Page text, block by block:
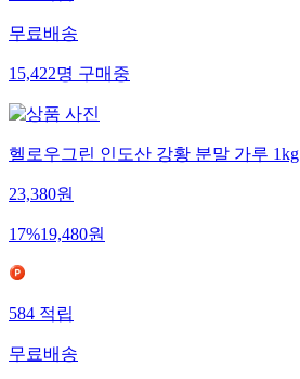
무료배송
15,422명구매중
헬로우그린 인도산 강황 분말 가루 1kg
23,380원
17%19,480원
584적립
무료배송